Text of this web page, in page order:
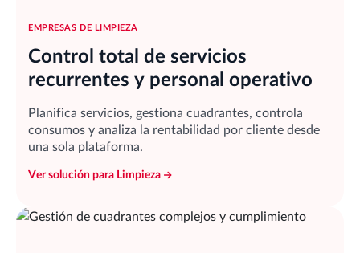
EMPRESAS DE LIMPIEZA
Control total de servicios
recurrentes y personal operativo
Planifica servicios, gestiona cuadrantes, controla
consumos y analiza la rentabilidad por cliente desde
una sola plataforma.
Ver solución para Limpieza